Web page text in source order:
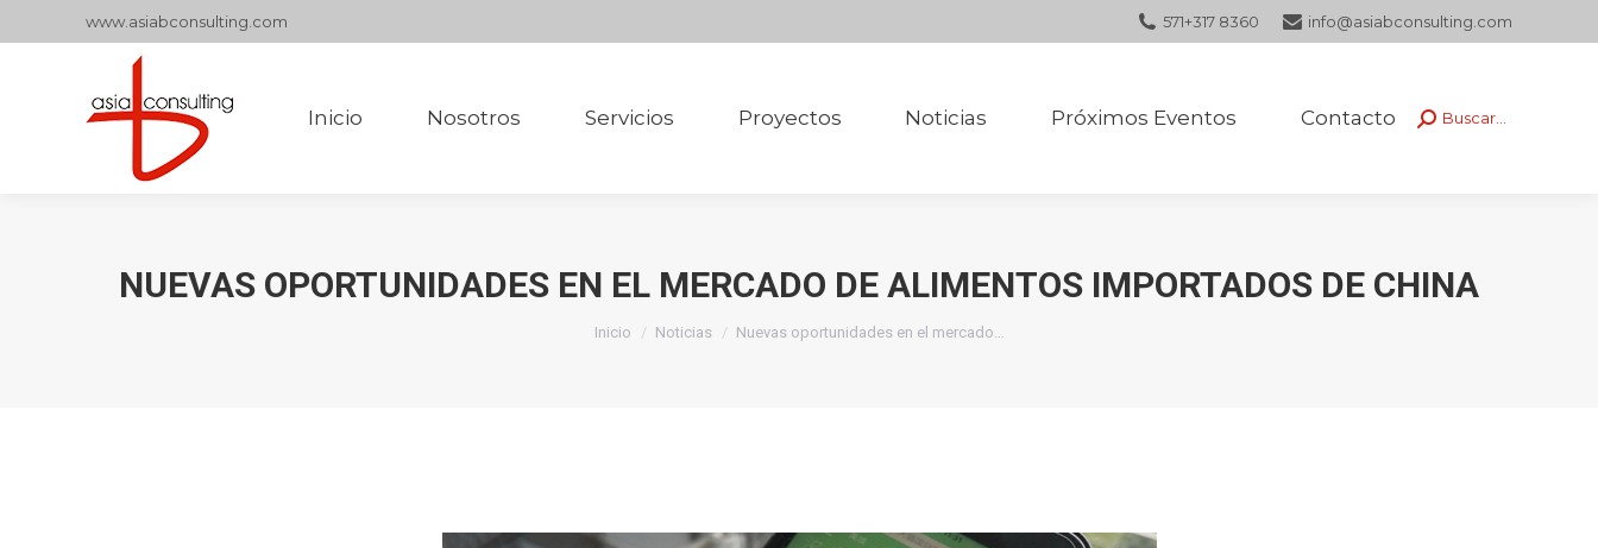
www.asiabconsulting.com 571+317 8360 info@asiabconsulting.com
Inicio Nosotros Servicios Proyectos Noticias Próximos Eventos Contacto Buscar:
Buscar...
NUEVAS OPORTUNIDADES EN EL MERCADO DE ALIMENTOS IMPORTADOS DE CHINA
Estás aquí:
Inicio Noticias Nuevas oportunidades en el mercado…